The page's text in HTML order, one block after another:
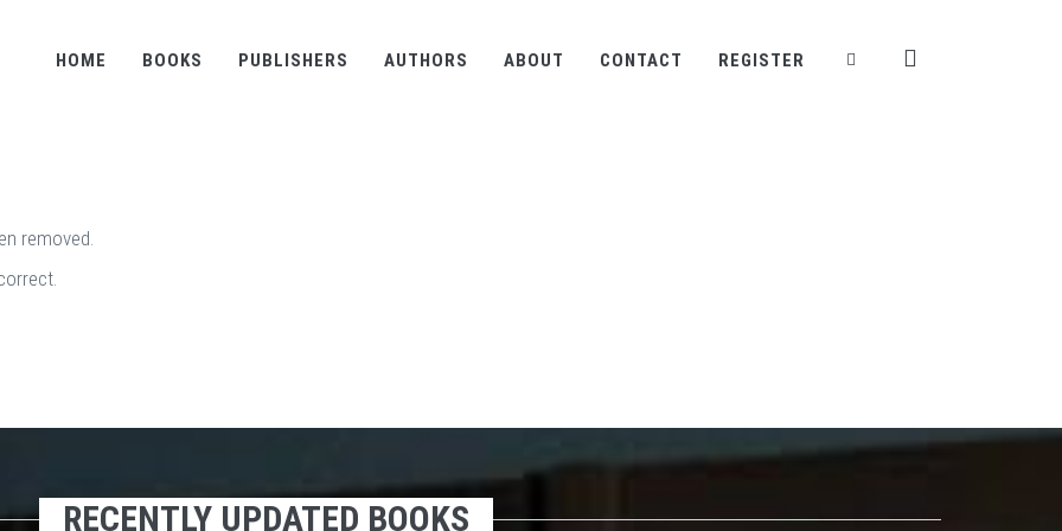
HOME BOOKS PUBLISHERS AUTHORS ABOUT CONTACT REGISTER
removed.
RECENTLY UPDATED BOOKS